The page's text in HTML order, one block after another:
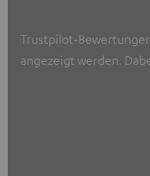
angezeigt werden.